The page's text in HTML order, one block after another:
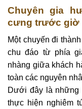
Chuyên gia
cưng trước giờ
Một chuyến đi
chu đáo từ phía
nhàng giữa khách
toàn các nguyên
Dưới đây là những
thực hiện nghiêm